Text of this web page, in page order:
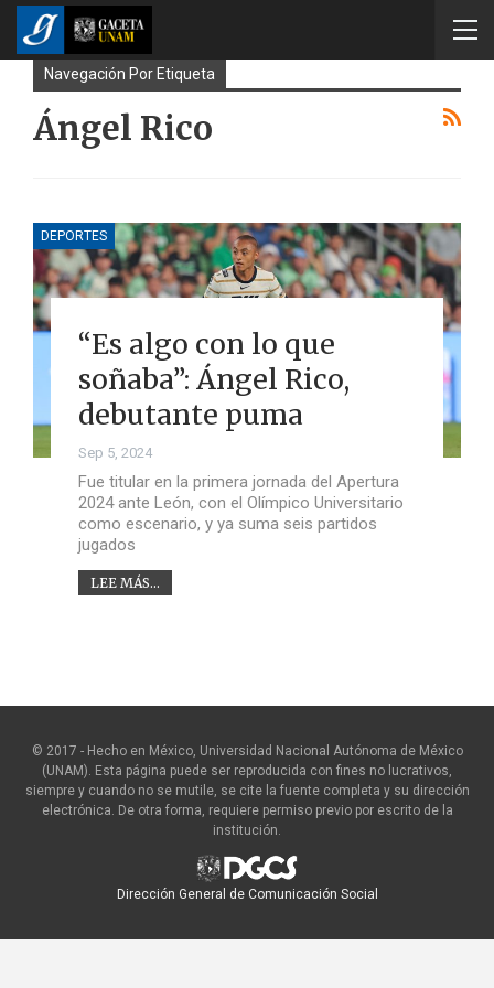
Navegación Por Etiqueta
Ángel Rico
DEPORTES
“Es algo con lo que
soñaba”: Ángel Rico,
debutante puma
Sep 5, 2024
Fue titular en la primera jornada del Apertura
2024 ante León, con el Olímpico Universitario
como escenario, y ya suma seis partidos
jugados
LEE MÁS...
© 2017 - Hecho en México, Universidad Nacional Autónoma de México
(UNAM). Esta página puede ser reproducida con fines no lucrativos,
siempre y cuando no se mutile, se cite la fuente completa y su dirección
electrónica. De otra forma, requiere permiso previo por escrito de la
institución.
Dirección General de Comunicación Social